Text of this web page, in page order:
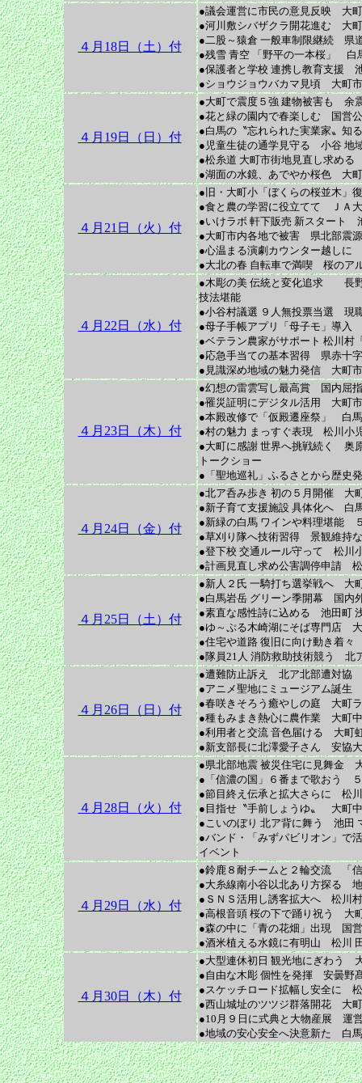
４月18日（土）付
●議会運営に市民の意見反映 大
●河川敷シバザクラ開花進む 大
●二股～猿倉 一般車制限継続 県
●残雪 青空 「野平の一本桜」 白
●保護者と学校 連携し教育支援
●ショウジョウバカマ見頃 大町
４月19日（日）付
●大町で震度５強 建物被害も 余
●花と緑の園内で春楽しむ 国営
●白馬の〝忘れられた実業家〟知
●児童生徒の通学見守る 小谷 地
●松糸道 大町市街地見直し求め
●湖面の水鏡、あでやか桜色 大
４月21日（火）付
●旧・大町小「ぼくらの桜並木」
●食と農の学習に役立てて ＪＡ
●いけラボ 軒下販売 新スタート
●大町市内各地で被害 県北部震
●心温まる演劇カウンター越し
●大北の春 自転車で満喫 桜のア
４月22日（水）付
●木彫の美 伝統と変化追求 長野
技法堪能
●小谷村議選 ９人無投票当選 現
●母子手帳アプリ「母子モ」導
●ベテラン農家がサポート 松川村
●応急手当ての基本習得 県赤十
●見識深め地域の魅力発信 大町
４月23日（木）付
●幻想の雷雲写し最高賞 国内屈
●罹災証明にデジタル活用 大町
●本殿改修で「仮殿遷座祭」 白
●村の魅力 まっすぐ表現 松川小
●大町に感謝 世界へ挑戦続く 奥
トークショー
●「聖地巡礼」ふるさとから歴史
４月24日（金）付
●北ア呑み歩き 初の５月開催 大
●新子育て支援施設 具体化へ 白
●新緑の白馬 ワインや料理堪能
●草刈り隊へ技術習得 景観維持
●登下校 交通ルール守って 松川
●計画見直し求め公害調停申請
４月25日（土）付
●新人２氏 一騎打ち選挙戦へ 大
●白馬岩岳 グリーン季開幕 国内
●素直な感性詩に込める 池田町
●ゆ～ぷる木崎湖にそば専門店
●住宅や道路 復旧に向け動き着
●隊員21人 消防救助技術競う 北
４月26日（日）付
●遭難防止訴え 北ア北部遭対
●アニメ聖地にミュージアム誕
●春咲きそろう癒やしの庭 大町
●種もみまき熱心に農作業 大町
●利用者と交流 音色届ける 大町
●新支部長に北澤愛子さん 安協
４月28日（火）付
●県北部地震 被災住宅に見舞金
●「信濃の国」６番まで歌おう
●節目終え伝承と拡大さらに 松
●目指せ〝手前しょうゆ〟 大町
●こいのぼり 北ア背に舞う 池田
●バンド・「みずパビリオン」で
イベント
４月29日（水）付
●鈴鹿８耐チームと２輪交流 「
●大糸線南小谷以北あり方探る
●ＳＮＳ活用し誘客拡大へ 松川
●高根音頭 桜の下で踊り祝う 大
●森の中に「青の花畑」出現 国
●酒米植える水鏡に有明山 松川
４月30日（木）付
●大型連休初日 観光地にぎわう
●自由な木彫 個性を発揮 安曇野
●スケッチロード拡幅し安全に
●西山城址のツツジ群落開花 大
●10月９日に式典と大物産展 運
●地域の安心安全へ決意新た 白